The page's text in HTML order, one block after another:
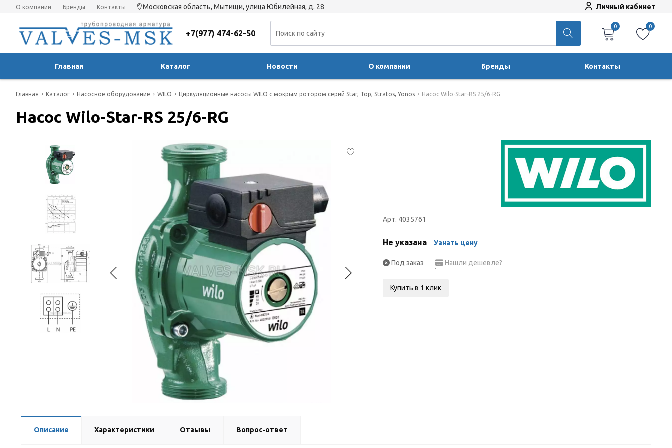
О компании Бренды Контакты Московская область, Мытищи, улица Юбилейная, д. 28 Личный кабинет
+7(977) 474-62-50
0 0
Главная Каталог Новости О компании Бренды Контакты
Главная Каталог Насосное оборудование WILO Циркуляционные насосы WILO с мокрым ротором серий Star, Top, Stratos, Yonos Насос Wilo-Star-RS 25/6-RG
Насос Wilo-Star-RS 25/6-RG
Арт. 4035761
Не указана Узнать цену
Под заказ Нашли дешевле?
Купить в 1 клик
Описание Характеристики Отзывы Вопрос-ответ